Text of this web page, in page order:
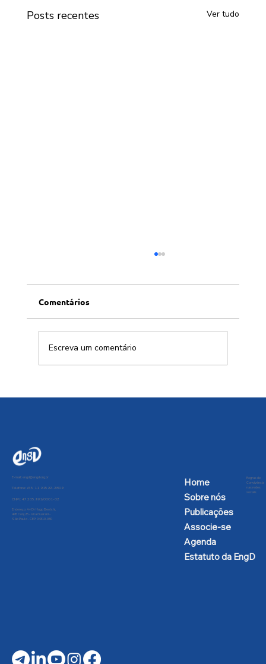
Posts recentes Ver tudo
Comentários
Escreva um comentário
E-mail:engd@engd.org.br
Telefone: +55 11 91592-2809
CNPJ: 47.205.991/0001-02
Endereço: Av Dr Hugo Beolchi,
445 Conj 25 - Vila Guarani -
São Paulo - CEP: 04310-030
Home
Sobre nós
Publicações
Associe-se
Agenda
Estatuto da EngD
Regras de
Convivência
nas redes
sociais